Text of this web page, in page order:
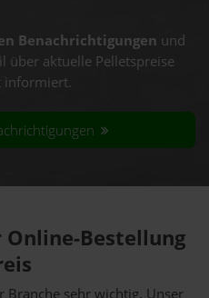
Benachrichtigungen und
über aktuelle Pelletspreise
informiert.
Bestellung
Branche sehr wichtig. Unser